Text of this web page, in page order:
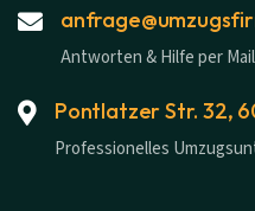
Antworten & Hilfe per Mail
Pontlatzer Str. 32,
Professionelles